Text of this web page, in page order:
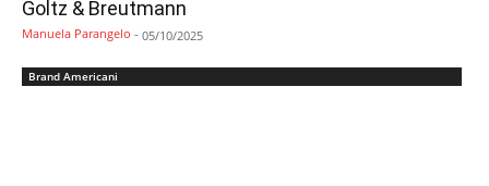
Goltz & Breutmann
Manuela Parangelo - 05/10/2025
Brand Americani